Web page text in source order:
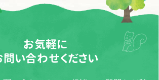
お気軽に
問い合わせください